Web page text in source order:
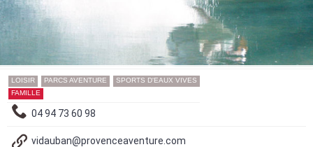
LOISIR PARCS AVENTURE
SPORTS D'EAUX VIVES
FAMILLE
04 94 73 60 98
vidauban@provenceaventure.com